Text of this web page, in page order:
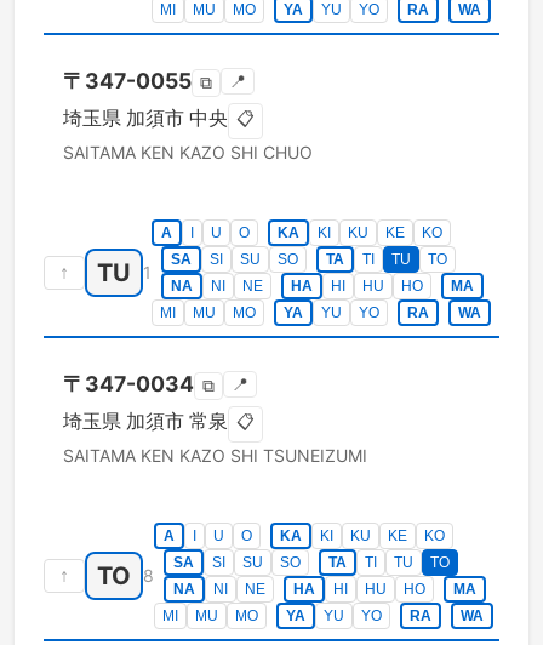
MI
MU MO YA YU YO RA WA
〒 347-0055 ⧉ 📍
埼玉県 加須市 中央 📋
SAITAMA KEN KAZO SHI CHUO
↑ TU 1
A U O KA KI KU KE
KO
SA
SI SU SO TA TI TU
TO
NA
NI NE HA HI HU HO
MA
MI
MU MO YA YU YO RA WA
〒 347-0034 ⧉ 📍
埼玉県 加須市 常泉 📋
SAITAMA KEN KAZO SHI TSUNEIZUMI
↑ TO 8
A U O KA KI KU KE
KO
SA
SI SU SO TA TI TU
TO
NA
NI NE HA HI HU HO
MA
MI
MU MO YA YU YO RA WA